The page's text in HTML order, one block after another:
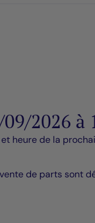
09/2026 à
heure de la
de parts sont